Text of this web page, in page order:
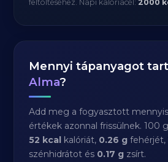
feltöltéséhez. Napi kalóriacél:2000
Mennyi tápanyagot
Alma?
Add meg a fogyasztott
értékek azonnal frissülnek. 100
52 kcal kalóriát, 0.26 g fehérjét,
szénhidrátot és 0.17 g zsírt.